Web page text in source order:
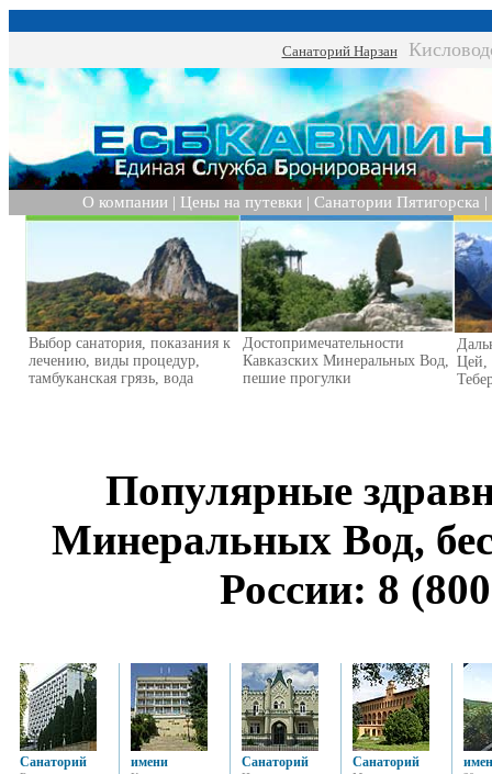
Санаторий Нарзан
О компании | Цены на путевки | Санатории Пятигорска |
Выбор санатория, показания к
лечению, виды процедур,
тамбуканская грязь, вода
Достопримечательности
Кавказских Минеральных Вод,
пешие прогулки
Цей,
Популярные
Минеральных Вод,
России: 8
Санаторий имени Санаторий Санаторий